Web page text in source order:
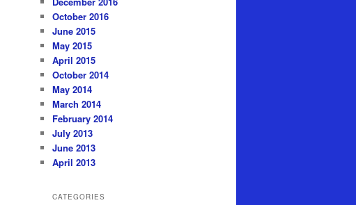
October 2016
June 2015
May 2015
April 2015
October 2014
May 2014
March 2014
February 2014
July 2013
June 2013
April 2013
CATEGORIES